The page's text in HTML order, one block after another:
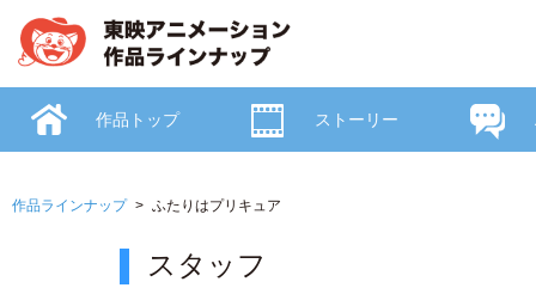
作品ラインナップ ふたりはプリキュア
スタッフ
作品トップ ストーリー